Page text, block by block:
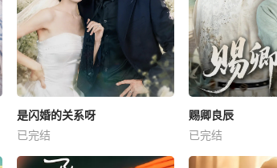
是闪婚的关系呀
已完结
赐卿良辰
已完结